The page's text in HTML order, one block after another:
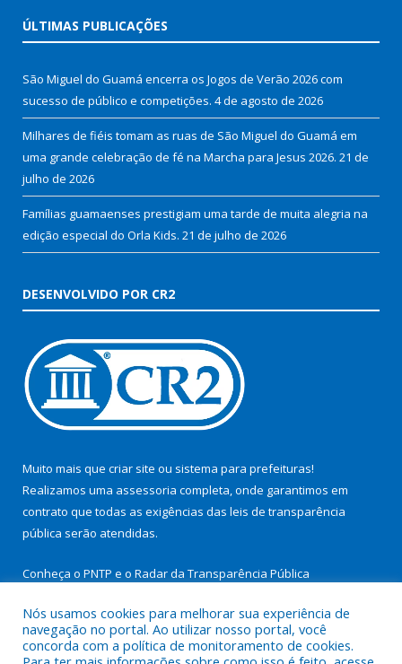
ÚLTIMAS PUBLICAÇÕES
São Miguel do Guamá encerra os Jogos de Verão 2026 com
sucesso de público e competições. 4 de agosto de 2026
Milhares de fiéis tomam as ruas de São Miguel do Guamá em
uma grande celebração de fé na Marcha para Jesus 2026. 21 de
julho de 2026
Famílias guamaenses prestigiam uma tarde de muita alegria na
edição especial do Orla Kids. 21 de julho de 2026
DESENVOLVIDO POR CR2
Muito mais que criar site ou sistema para prefeituras!
Realizamos uma assessoria completa, onde garantimos em
contrato que todas as exigências das leis de transparência
pública serão atendidas.
Conheça o PNTP e o Radar da Transparência Pública
Nós usamos cookies para melhorar sua experiência de
navegação no portal. Ao utilizar nosso portal, você
concorda com a política de monitoramento de cookies.